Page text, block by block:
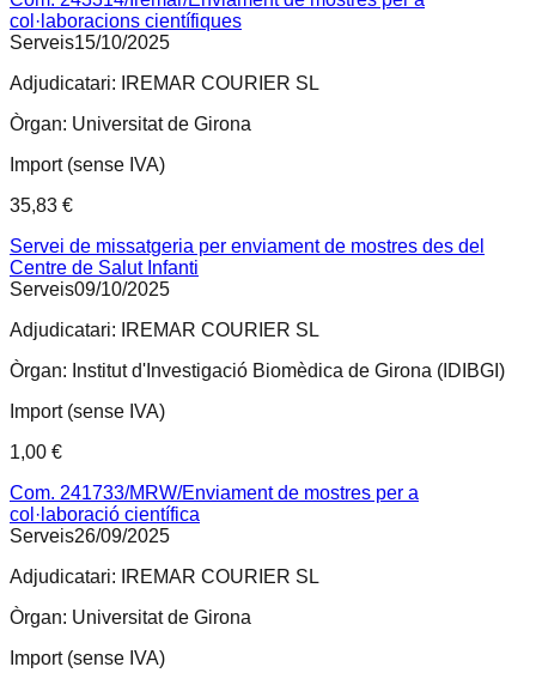
col·laboracions científiques
Serveis15/10/2025
Adjudicatari:
IREMAR COURIER SL
Òrgan: Universitat de Girona
Import (sense IVA)
35,83 €
Servei de missatgeria per enviament de mostres des del
Centre de Salut Infanti
Serveis09/10/2025
Adjudicatari:
IREMAR COURIER SL
Òrgan: Institut d'Investigació Biomèdica de Girona (IDIBGI)
Import (sense IVA)
1,00 €
Com. 241733/MRW/Enviament de mostres per a
col·laboració científica
Serveis26/09/2025
Adjudicatari:
IREMAR COURIER SL
Òrgan: Universitat de Girona
Import (sense IVA)